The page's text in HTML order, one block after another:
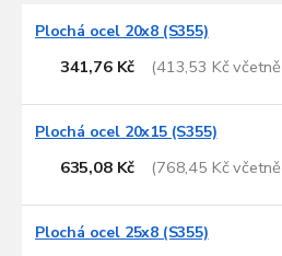
s
d
Plochá ocel 20x8 (S355)
341,76 Kč (413,53 Kč včetně
Plochá ocel 20x15 (S355)
635,08 Kč (768,45 Kč včetně
Plochá ocel 25x8 (S355)